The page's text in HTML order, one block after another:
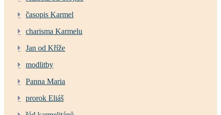
časopis Karmel
charisma Karmelu
Jan od Kříže
modlitby
Panna Maria
prorok Eliáš